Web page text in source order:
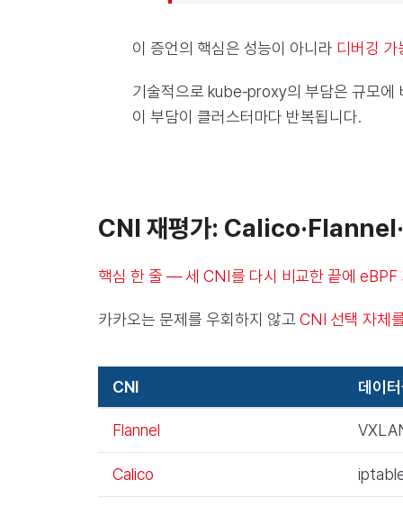
이 증언의 핵심은 성능이 아니라 디버깅
기술적으로 kube-proxy의 부담은 규모
이 부담이 클러스터마다 반복됩니다.
CNI 재평가:
핵심 한 줄 — 세 CNI를 다시 비교한 끝에 eBPF
카카오는 문제를 우회하지 않고 CNI 선택 자체
CNI 데이
Flannel
Calico